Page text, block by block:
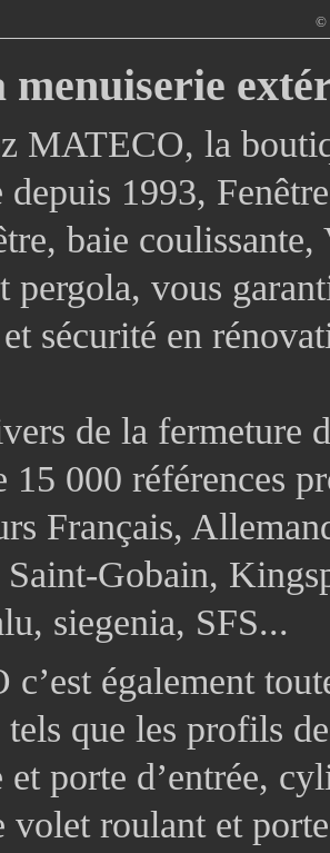
©
menuiserie
MATECO, la
depuis 1993,
baie
pergola, vous
sécurité en
de la fermeture
15 000 références
Français,
Saint-Gobain,
siegenia, SFS...
également
tels que les profils
et porte d’entrée,
volet roulant et